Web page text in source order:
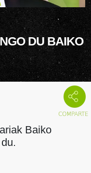
DU BAIKO
Baiko